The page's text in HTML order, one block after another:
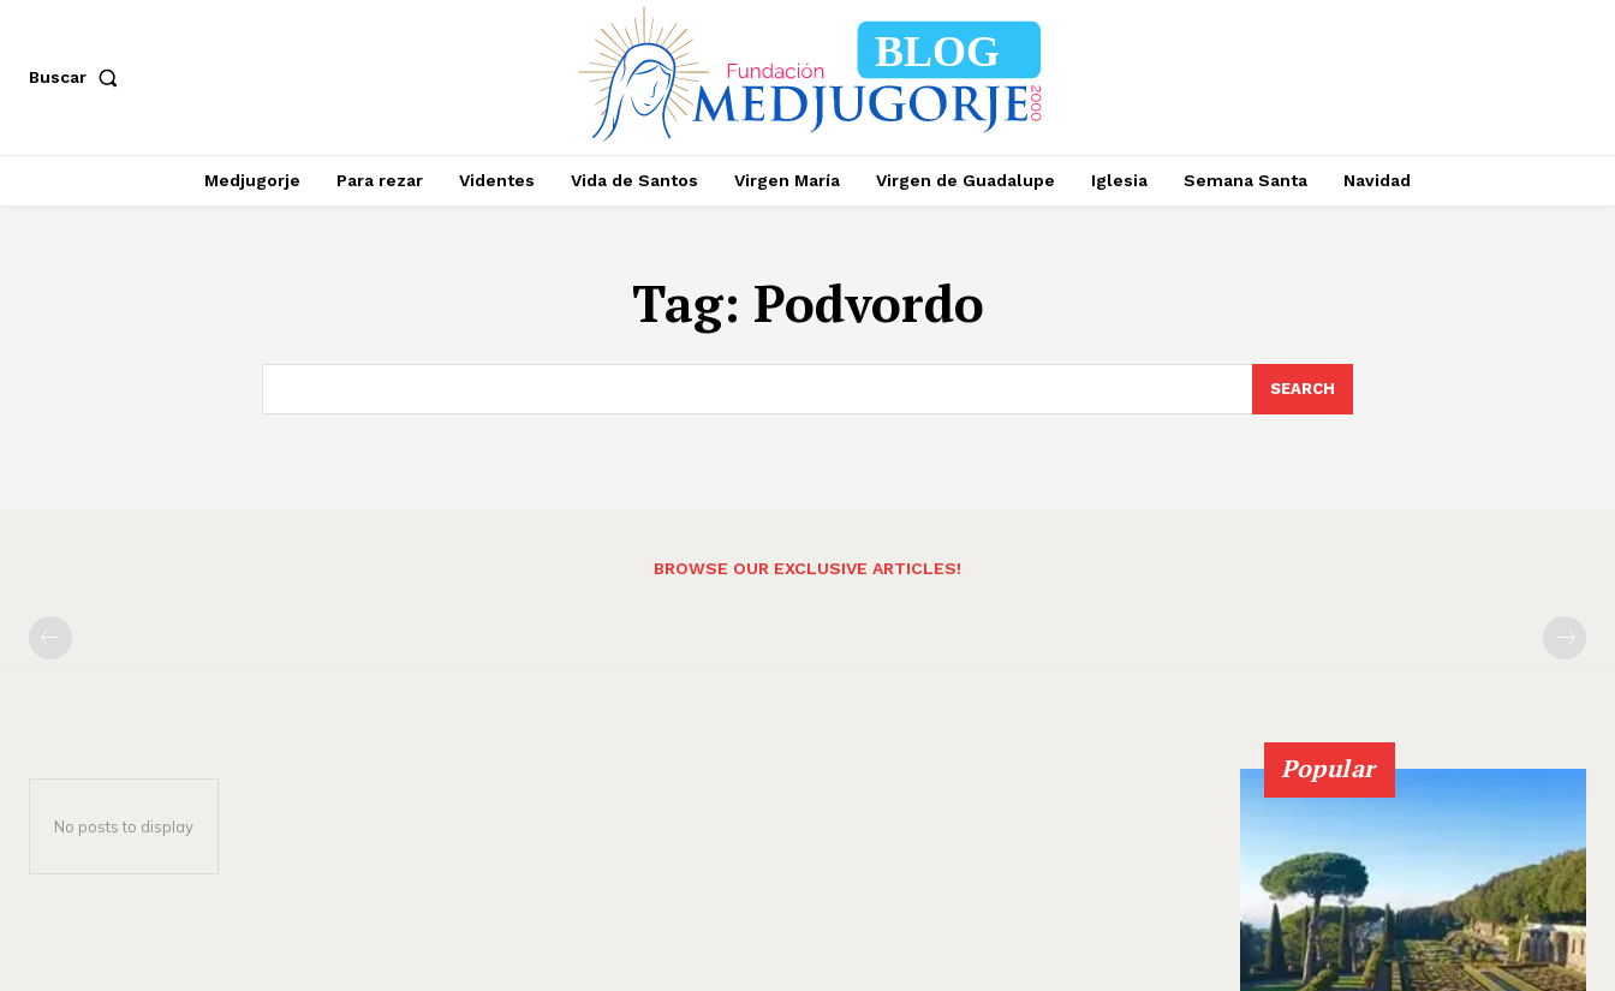
Buscar
BLOG
Medjugorje Para rezar Videntes Vida de Santos Virgen María Virgen de Guadalupe Iglesia Semana Santa Navidad
Tag: Podvordo
SEARCH
BROWSE OUR EXCLUSIVE ARTICLES!
No posts to display
Popular